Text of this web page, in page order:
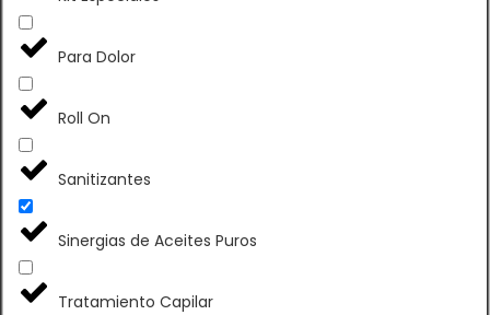
Para Dolor
Roll On
Sanitizantes
Sinergias de Aceites Puros
Tratamiento Capilar